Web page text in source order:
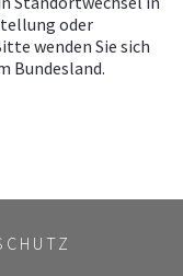
oder
wenden Sie sich
Bundesland.